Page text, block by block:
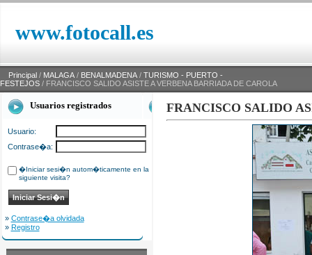
www.fotocall.es
Principal / MALAGA / BENALMADENA / TURISMO - PUERTO -
FESTEJOS / FRANCISCO SALIDO ASISTE A VERBENA BARRIADA DE CAROLA
Usuarios registrados
Usuario:
Contrase�a:
�Iniciar sesi�n autom�ticamente en la
siguiente visita?
» Contrase�a olvidada
» Registro
FRANCISCO SALIDO